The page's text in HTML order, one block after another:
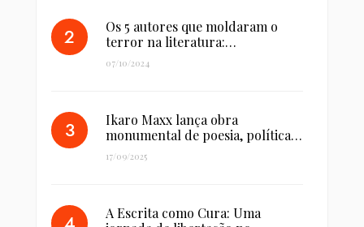
Os 5 autores que moldaram o
terror na literatura:…
07/10/2024
Ikaro Maxx lança obra
monumental de poesia, política…
17/09/2025
A Escrita como Cura: Uma